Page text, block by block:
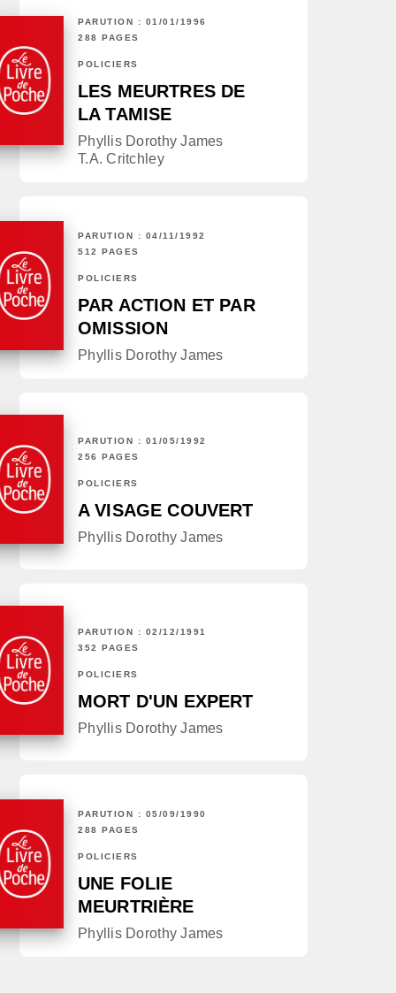
PARUTION : 01/01/1996
288 PAGES
POLICIERS
LES MEURTRES DE
LA TAMISE
Phyllis Dorothy James
T.A. Critchley
PARUTION : 04/11/1992
512 PAGES
POLICIERS
PAR ACTION ET PAR
OMISSION
Phyllis Dorothy James
PARUTION : 01/05/1992
256 PAGES
POLICIERS
A VISAGE COUVERT
Phyllis Dorothy James
PARUTION : 02/12/1991
352 PAGES
POLICIERS
MORT D'UN EXPERT
Phyllis Dorothy James
PARUTION : 05/09/1990
288 PAGES
POLICIERS
UNE FOLIE
MEURTRIÈRE
Phyllis Dorothy James